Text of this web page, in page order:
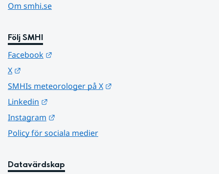
Om smhi.se
Följ SMHI
Facebook
X
SMHIs meteorologer på X
Linkedin
Instagram
Policy för sociala medier
Datavärdskap